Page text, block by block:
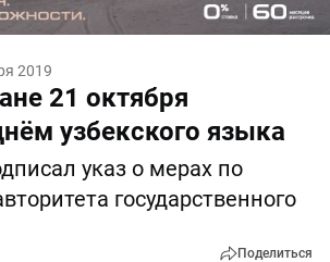
2019
21 октября
узбекского языка
указ о мерах по
государственного
Поделиться